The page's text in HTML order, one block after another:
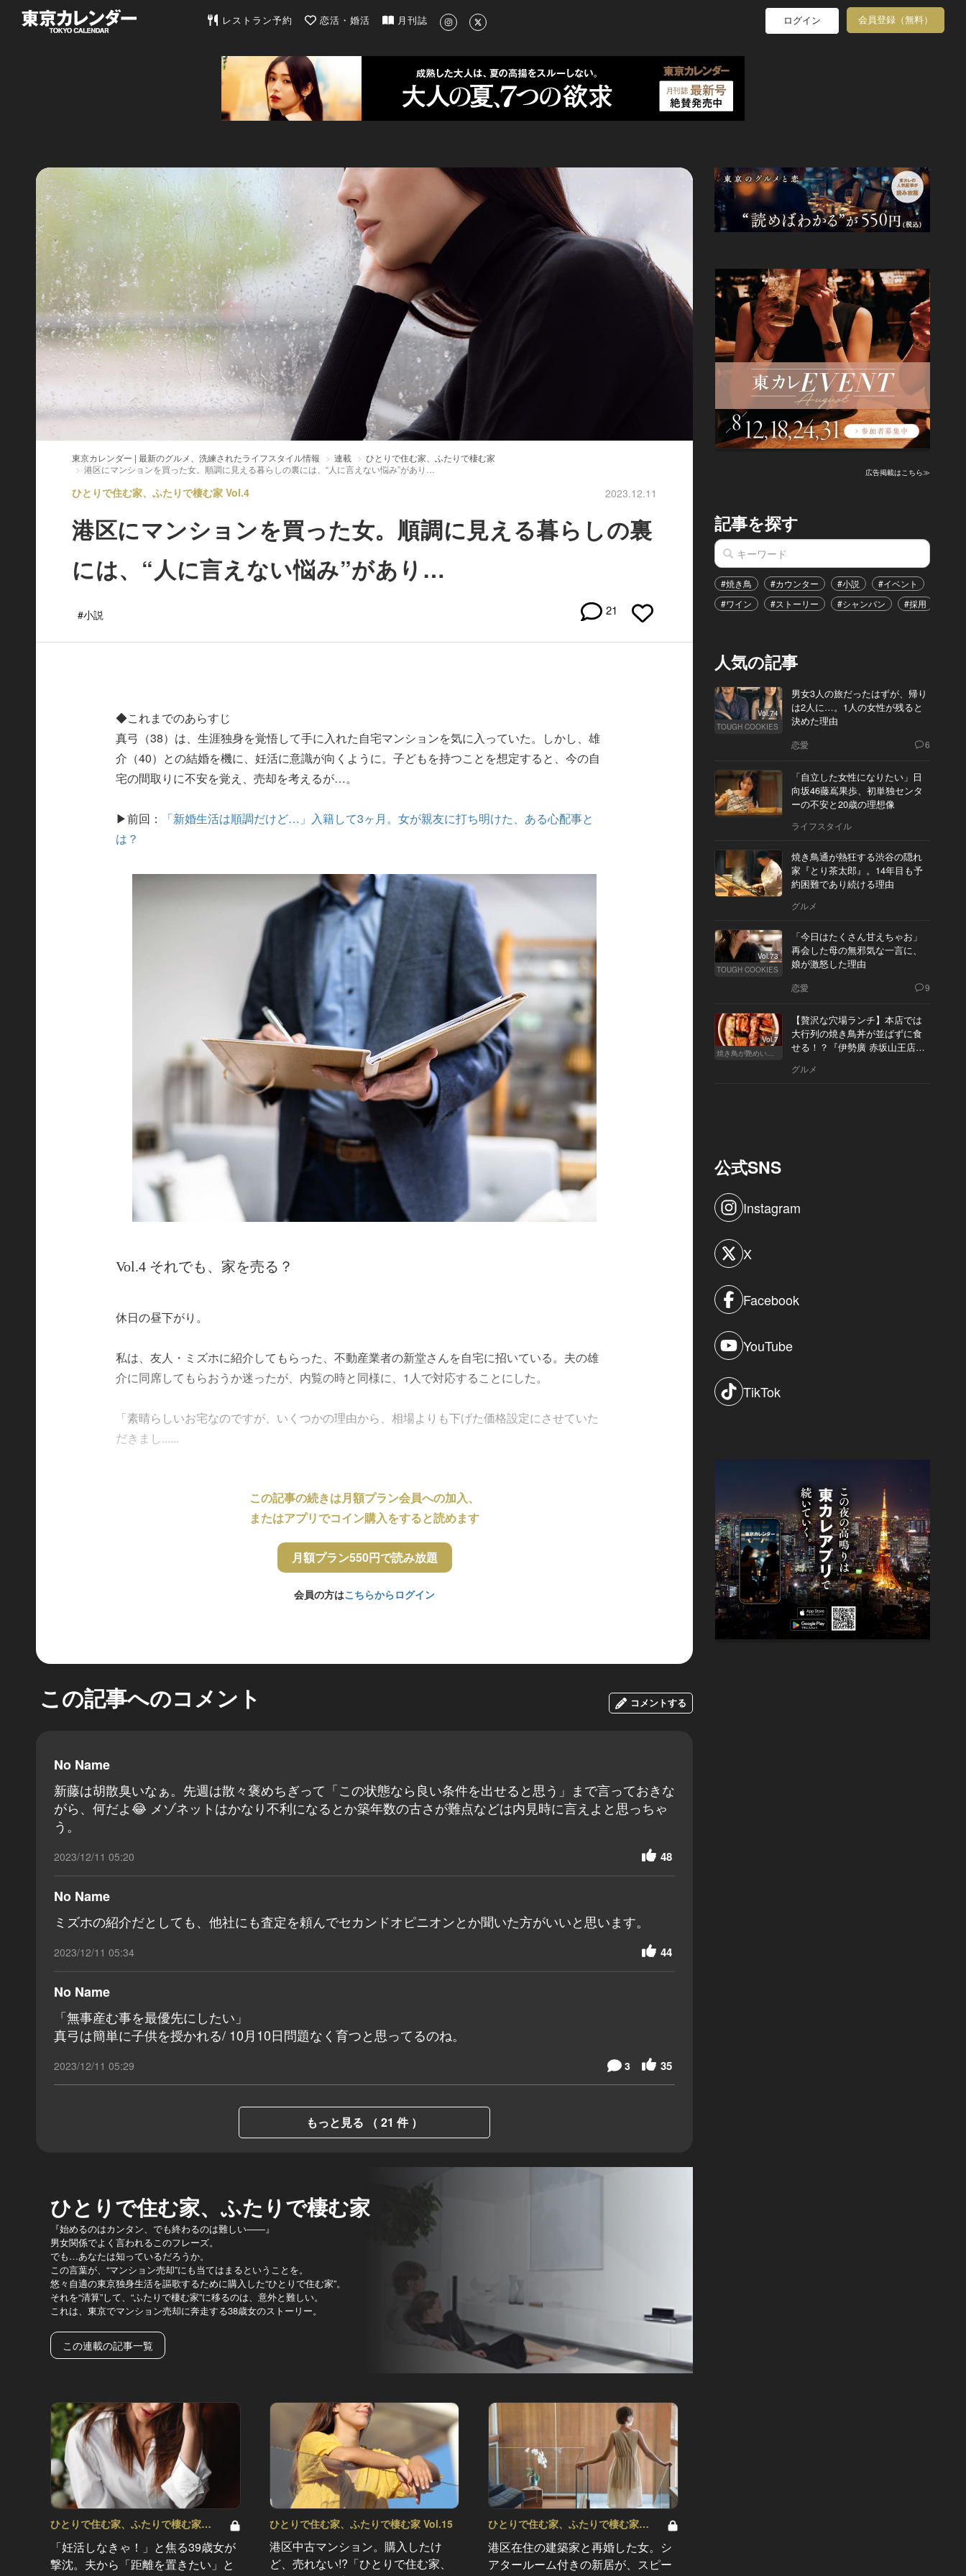
東京カレンダー | 最新のグルメ、洗練されたライフスタイル情報
レストラン予約 恋活・婚活 月刊誌 ログイン 会員登録（無料）
東京カレンダー | 最新のグルメ、洗練されたライフスタイル情報 連載
ひとりで住む家、ふたりで棲む家
港区にマンションを買った女。順調に見える暮らしの裏には、“人に言えない悩み”があり…
ひとりで住む家、ふたりで棲む家 Vol.4 2023.12.11
港区にマンションを買った女。順調に見える暮らしの裏
には、“人に言えない悩み”があり…
#小説 21
◆これまでのあらすじ
真弓（38）は、生涯独身を覚悟して手に入れた自宅マンションを気に入っていた。しかし、雄
介（40）との結婚を機に、妊活に意識が向くように。子どもを持つことを想定すると、今の自
宅の間取りに不安を覚え、売却を考えるが…。
▶前回：
「新婚生活は順調だけど…」入籍して3ヶ月。女が親友に打ち明けた、ある心配事と
は？
Vol.4 それでも、家を売る？
休日の昼下がり。
私は、友人・ミズホに紹介してもらった、不動産業者の新堂さんを自宅に招いている。夫の雄
介に同席してもらおうか迷ったが、内覧の時と同様に、1人で対応することにした。
「素晴らしいお宅なのですが、いくつかの理由から、相場よりも下げた価格設定にさせていた
だきまし......
この記事の続きは月額プラン会員への加入、
またはアプリでコイン購入をすると読めます
月額プラン550円で読み放題
会員の方はこちらからログイン
この記事へのコメント コメントする
No Name
新藤は胡散臭いなぁ。先週は散々褒めちぎって「この状態なら良い条件を出せると思う」まで言っておきな
がら、何だよ😂 メゾネットはかなり不利になるとか築年数の古さが難点などは内見時に言えよと思っちゃ
う。
2023/12/11 05:20 48
No Name
ミズホの紹介だとしても、他社にも査定を頼んでセカンドオピニオンとか聞いた方がいいと思います。
2023/12/11 05:34 44
No Name
「無事産む事を最優先にしたい」
真弓は簡単に子供を授かれる/ 10月10日問題なく育つと思ってるのね。
2023/12/11 05:29 35
3
もっと見る （ 21 件 ）
ひとりで住む家、ふたりで棲む家
『始めるのはカンタン、でも終わるのは難しい――』
男女関係でよく言われるこのフレーズ。
でも…あなたは知っているだろうか。
この言葉が、“マンション売却”にも当てはまるということを。
悠々自適の東京独身生活を謳歌するために購入した“ひとりで住む家”。
それを“清算”して、“ふたりで棲む家”に移るのは、意外と難しい。
これは、東京でマンション売却に奔走する38歳女のストーリー。
この連載の記事一覧
ひとりで住む家、ふたりで棲む家
「妊活しなきゃ！」と焦る39歳女が
撃沈。夫から「距離を置きたい」と
ひとりで住む家、ふたりで棲む家 Vol.15
港区中古マンション。購入したけ
ど、売れない!?「ひとりで住む家、
ひとりで住む家、ふたりで棲む家
Vol.14
港区在住の建築家と再婚した女。シ
アタールーム付きの新居が、スピー
広告掲載はこちら≫
記事を探す
#焼き鳥 #カウンター #小説 #イベント
#ワイン
#ストーリー #シャンパン #採用
人気の記事
Vol.74
TOUGH COOKIES
男女3人の旅だったはずが、帰り
は2人に…。1人の女性が残ると
決めた理由
恋愛 6
「自立した女性になりたい」日
向坂46藤嶌果歩、初単独センタ
ーの不安と20歳の理想像
ライフスタイル
焼き鳥通が熱狂する渋谷の隠れ
家『とり茶太郎』。14年目も予
約困難であり続ける理由
グルメ
Vol.73
TOUGH COOKIES
「今日はたくさん甘えちゃお」
再会した母の無邪気な一言に、
娘が激怒した理由
恋愛 9
Vol.7
焼き鳥が艶めいてきた
【贅沢な穴場ランチ】本店では
大行列の焼き鳥丼が並ばずに食
せる！？『伊勢廣 赤坂山王店』
グルメ
公式SNS
Instagram
X
Facebook
YouTube
TikTok